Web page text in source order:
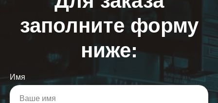
заполните форму
ниже:
Имя